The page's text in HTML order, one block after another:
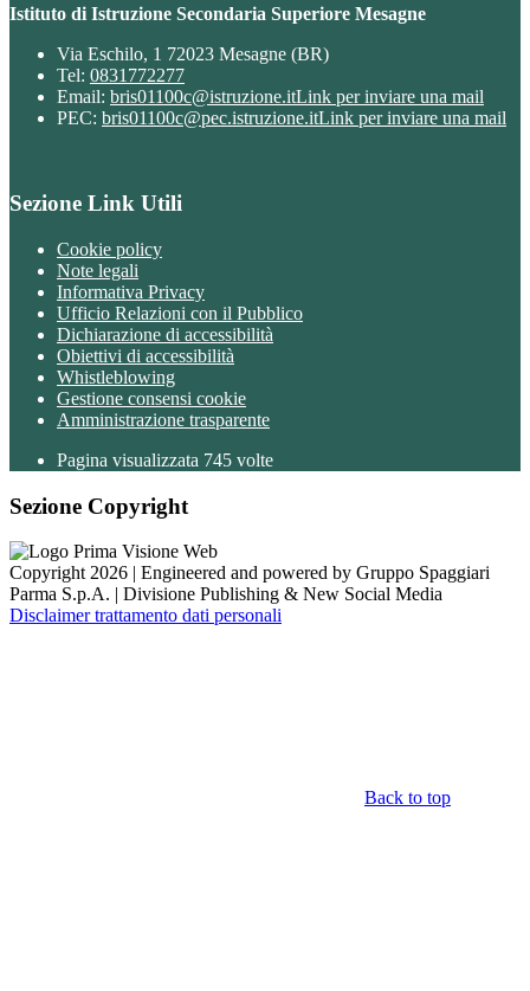
Istituto di Istruzione Secondaria Superiore Mesagne
Via Eschilo, 1 72023 Mesagne (BR)
Tel: 0831772277
Email: bris01100c@istruzione.itLink per inviare una mail
PEC: bris01100c@pec.istruzione.itLink per inviare una mail
Sezione Link Utili
Cookie policy
Note legali
Informativa Privacy
Ufficio Relazioni con il Pubblico
Dichiarazione di accessibilità
Obiettivi di accessibilità
Whistleblowing
Gestione consensi cookie
Amministrazione trasparente
Pagina visualizzata 745 volte
Sezione Copyright
Copyright 2026 | Engineered and powered by Gruppo Spaggiari
Parma S.p.A. | Divisione Publishing & New Social Media
Disclaimer trattamento dati personali
Back to top